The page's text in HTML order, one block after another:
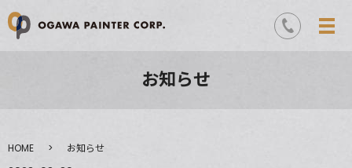
お知らせ
HOME お知らせ